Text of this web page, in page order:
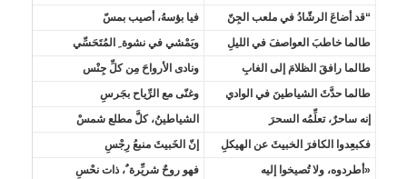
“قد أضاعَ الرشّادُ في ملعب الجِنّ
فيا بؤسهُ، أصيب بمسّ
طالما خاطبَ العواصفَ في الليلِ
ويَمْشي في نشوة ِ المُتَحَسِّي
طالما رافقَ الظلامَ إلى الغابِ
ونادى الأرواحَ مِن كلِّ جِنْس
طالما حدَّثَ الشياطينَ في الوادي
وغنّى مع الرِّياح بجَرسِ
إنه ساحرٌ، تعلِّمُه السحرَ
الشياطينُ، كلَّ مطلع شمسْ
فکبعِدوا الكافرَ الخبيثَ عن الهيكلِ
إنّ الخَبيثَ منبعُ رِجْسِ
«أطردوه، ولا تُصيخوا إليه
فهو روحٌ شريِّرة ٌ، ذات نحْسِ